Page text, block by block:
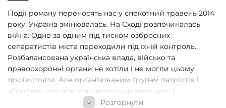
Події роману переносять нас у спекотний травень 2014
року. Україна змінювалась. На Сході розпочиналась
війна. Одне за одним під тиском озброєних
сепаратистів міста переходили під їхній контроль.
Розбалансована українська влада, військо та
правоохоронні органи не хотіли і не могли цьому
протистояти. Але організованим групам патріотів і
збройних сил все ж вдавалось чинити опір і
стримувати швидкий наступ ворога. У романі йдеться
Розгорнути